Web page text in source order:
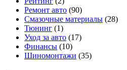
Ремонт авто (90)
Смазочные материалы (28)
Тюнинг (1)
Уход за авто (17)
Финансы (10)
Шиномонтажи (35)